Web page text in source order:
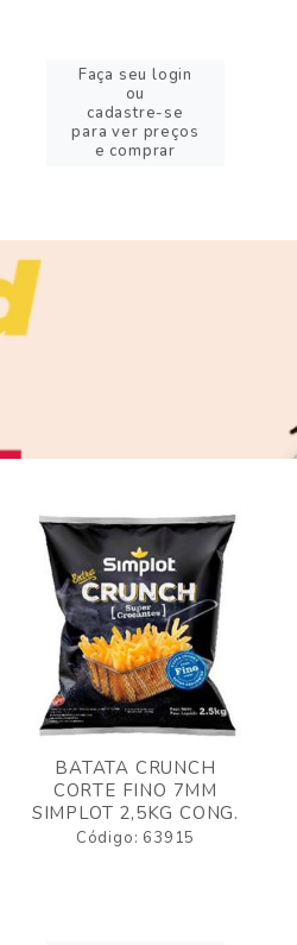
Faça seu login
ou
cadastre-se
para ver preços
e comprar
BATATA CRUNCH
CORTE FINO 7MM
SIMPLOT 2,5KG CONG.
Código: 63915